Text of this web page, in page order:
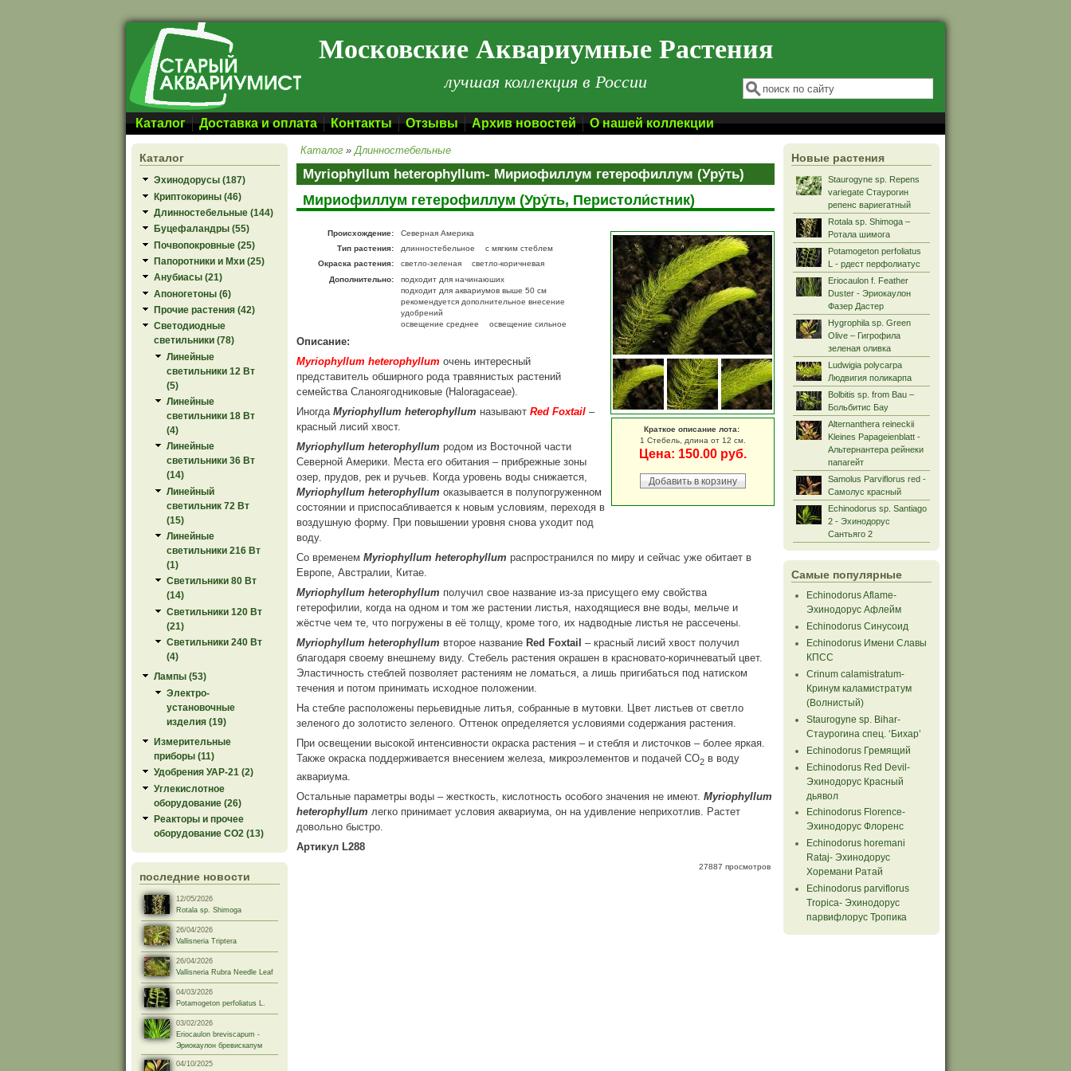
Перейти к основному содержанию Московские Аквариумные Растения
лучшая коллекция в России Форма поиска
Поиск
Каталог Доставка и оплата Контакты Отзывы Архив новостей О нашей коллекции
Каталог
Эхинодорусы (187)
Криптокорины (46)
Длинностебельные (144)
Буцефаландры (55)
Почвопокровные (25)
Папоротники и Мхи (25)
Анубиасы (21)
Апоногетоны (6)
Прочие растения (42)
Светодиодные
светильники (78)
Линейные
светильники 12 Вт
(5)
Линейные
светильники 18 Вт
(4)
Линейные
светильники 36 Вт
(14)
Линейный
светильник 72 Вт
(15)
Линейные
светильники 216 Вт
(1)
Светильники 80 Вт
(14)
Светильники 120 Вт
(21)
Светильники 240 Вт
(4)
Лампы (53)
Электро-
установочные
изделия (19)
Измерительные
приборы (11)
Удобрения УАР-21 (2)
Углекислотное
оборудование (26)
Реакторы и прочее
оборудование СО2 (13)
последние новости
12/05/2026
Rotala sp. Shimoga
26/04/2026
Vallisneria Triptera
26/04/2026
Vallisneria Rubra Needle Leaf
04/03/2026
Potamogeton perfoliatus L.
03/02/2026
Eriocaulon breviscapum -
Эриокаулон бревискапум
04/10/2025
Каталог »Длинностебельные
Myriophyllum heterophyllum- Мириофиллум гетерофиллум (Уру́ть)
Мириофиллум гетерофиллум (Уру́ть, Перистоли́стник)
Краткое описание лота:
1 Стебель, длина от 12 см.
Цена: 150.00 руб.
Происхождение:
Северная Америка
Тип растения:
длинностебельное
с мягким стеблем
Окраска растения:
светло-зеленая
светло-коричневая
Дополнительно:
подходит для начинаюших
подходит для аквариумов выше 50 см
рекомендуется дополнительное внесение
удобрений
освещение среднее
освещение сильное
Описание:
Myriophyllum heterophyllum очень интересный
представитель обширного рода травянистых растений
семейства Сланоягодниковые (Haloragaceae).
ИногдаMyriophyllum heterophyllum называютRed Foxtail –
красный лисий хвост.
Myriophyllum heterophyllum родом из Восточной части
Северной Америки. Места его обитания – прибрежные зоны
озер, прудов, рек и ручьев. Когда уровень воды снижается,
Myriophyllum heterophyllum оказывается в полупогруженном
состоянии и приспосабливается к новым условиям, переходя в
воздушную форму. При повышении уровня снова уходит под
воду.
Со временемMyriophyllum heterophyllum распространился по миру и сейчас уже обитает в
Европе, Австралии, Китае.
Myriophyllum heterophyllum получил свое название из-за присущего ему свойства
гетерофилии, когда на одном и том же растении листья, находящиеся вне воды, мельче и
жёстче чем те, что погружены в её толщу, кроме того, их надводные листья не рассечены.
Myriophyllum heterophyllum второе название Red Foxtail – красный лисий хвост получил
благодаря своему внешнему виду. Стебель растения окрашен в красновато-коричневатый цвет.
Эластичность стеблей позволяет растениям не ломаться, а лишь пригибаться под натиском
течения и потом принимать исходное положении.
На стебле расположены перьевидные литья, собранные в мутовки. Цвет листьев от светло
зеленого до золотисто зеленого. Оттенок определяется условиями содержания растения.
При освещении высокой интенсивности окраска растения – и стебля и листочков – более яркая.
Также окраска поддерживается внесением железа, микроэлементов и подачей СО2 в воду
аквариума.
Остальные параметры воды – жесткость, кислотность особого значения не имеют.Myriophyllum
heterophyllumлегко принимает условия аквариума, он на удивление неприхотлив. Растет
довольно быстро.
Артикул L288
27887 просмотров
Новые растения
Staurogyne sp. Repens
variegate Стаурогин
репенс вариегатный
Rotala sp. Shimoga –
Ротала шимога
Potamogeton perfoliatus
L - рдест перфолиатус
Eriocaulon f. Feather
Duster - Эриокаулон
Фазер Дастер
Hygrophila sp. Green
Olive – Гигрофила
зеленая оливка
Ludwigia polycarpa
Людвигия поликарпа
Bolbitis sp. from Bau –
Больбитис Бау
Alternanthera reineckii
Kleines Papageienblatt -
Альтернантера рейнеки
папагейт
Samolus Parviflorus red -
Самолус красный
Echinodorus sp. Santiago
2 - Эхинодорус
Сантьяго 2
Самые популярные
Echinodorus Aflame-
Эхинодорус Афлейм
Echinodorus Синусоид
Echinodorus Имени Славы
КПСС
Crinum calamistratum-
Кринум каламистратум
(Волнистый)
Staurogyne sp. Bihar-
Стаурогина спец. ‘Бихар’
Echinodorus Гремящий
Echinodorus Red Devil-
Эхинодорус Красный
дьявол
Echinodorus Florence-
Эхинодорус Флоренс
Echinodorus horemani
Rataj- Эхинодорус
Хоремани Ратай
Echinodorus parviflorus
Tropiсa- Эхинодорус
парвифлорус Тропика